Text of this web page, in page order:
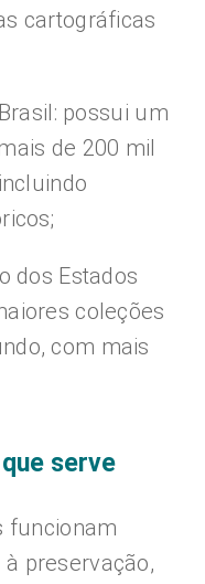
cartográficas
possui um
de 200 mil
dos Estados
coleções
com mais
serve
funcionam
preservação,